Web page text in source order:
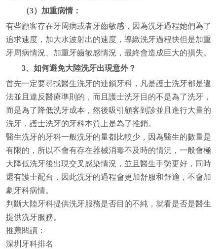
（3）加重病情：
有些顧客存在牙周病或者牙齒敏感，因為洗牙過程她們為了
追求速度，加大水波射出的速度，導緻洗牙過程快但是加重
牙周病情況、加重牙齒敏感情況，最終會造成巨大的損失。
3、如何避免大陸洗牙出現意外？
首先一定要尋找醫生洗牙的連鎖牙科，凡是護士洗牙都是違
法並且違反醫療準則的，而且護士洗牙目的不是為了洗牙，
而是為了降低洗牙成本，然後吸引顧客到診並且進行大量的
洗牙，護士洗牙的牙科本質上是為了推銷。
醫生洗牙的牙科一般洗牙的量都比較少，因為醫生的數量是
有限的，所以不會有存在器械消毒不及時的情況，一般會極
大降低洗牙後出現交叉感染情況，並且醫生手勢更好，同時
還有護士配台，因此洗牙的過程會更加舒服和舒適，不會加
劇牙科病情。
判斷大陸牙科提供洗牙服務是否目的不純，就看是否是醫生
提供洗牙服務。
推薦閱讀：
深圳牙科排名